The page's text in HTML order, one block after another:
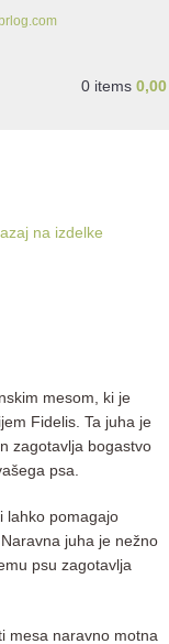
0 items
na izdelke
mesom, ki je
Fidelis. Ta juha je
zagotavlja bogastvo
psa.
lahko pomagajo
juha je nežno
psu zagotavlja
mesa naravno motna